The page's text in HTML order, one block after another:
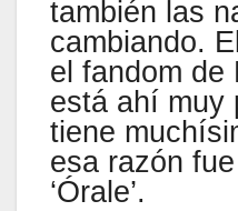
también las
cambiando.
el fandom de
está ahí muy
tiene
esa razón
‘Órale’.